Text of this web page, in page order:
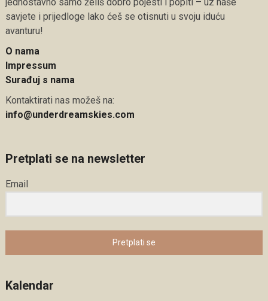
jednostavno samo želiš dobro pojesti i popiti – uz naše
savjete i prijedloge lako ćeš se otisnuti u svoju iduću
avanturu!
O nama
Impressum
Surađuj s nama
Kontaktirati nas možeš na:
info@underdreamskies.com
Pretplati se na newsletter
Email
Pretplati se
Kalendar